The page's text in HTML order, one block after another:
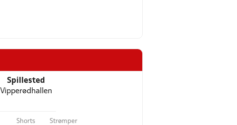
Spillested
Vipperødhallen
Shorts Strømper